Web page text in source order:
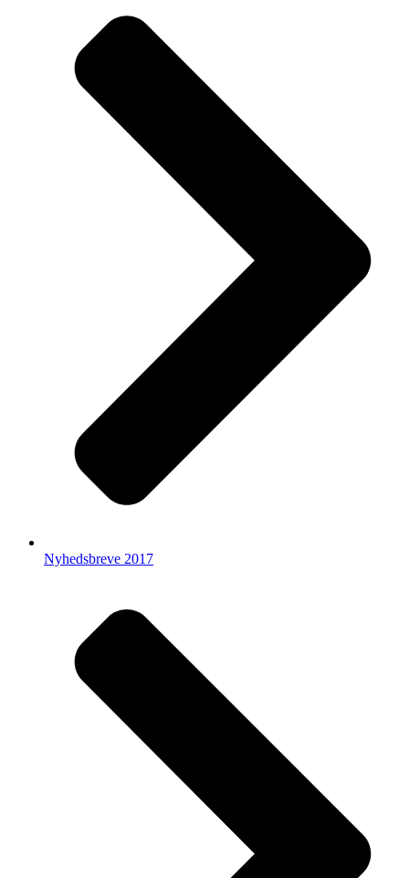
Nyhedsbreve 2017